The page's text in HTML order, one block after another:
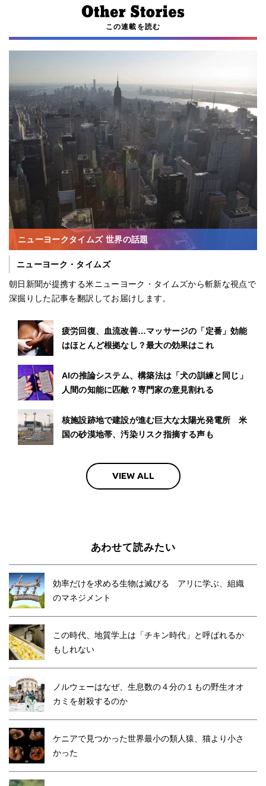
この連載を読む
ニューヨークタイムズ 世界の話題
ニューヨーク・タイムズ
朝日新聞が提携する米ニューヨーク・タイムズから斬新な視点で
深掘りした記事を翻訳してお届けします。
疲労回復、血流改善…マッサージの「定番」効能
はほとんど根拠なし？最大の効果はこれ
AIの推論システム、構築法は「犬の訓練と同じ」
人間の知能に匹敵？専門家の意見割れる
核施設跡地で建設が進む巨大な太陽光発電所 米
国の砂漠地帯、汚染リスク指摘する声も
VIEW ALL
あわせて読みたい
効率だけを求める生物は滅びる アリに学ぶ、組織
のマネジメント
この時代、地質学上は「チキン時代」と呼ばれるか
もしれない
ノルウェーはなぜ、生息数の４分の１もの野生オオ
カミを射殺するのか
ケニアで見つかった世界最小の類人猿、猫より小さ
かった